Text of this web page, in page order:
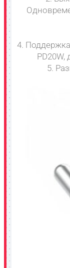
4.
PD20W,
5.